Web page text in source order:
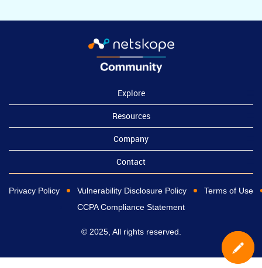
Explore
Resources
Company
Contact
Privacy Policy Vulnerability Disclosure Policy
Terms of Use
CCPA Compliance Statement
© 2025, All rights reserved.